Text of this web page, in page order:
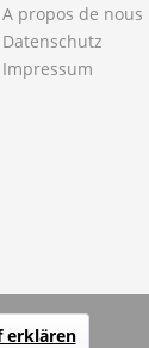
A propos de nous
Datenschutz
Impressum
erklären